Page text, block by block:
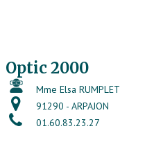
Optic 2000
Mme Elsa RUMPLET
91290 - ARPAJON
01.60.83.23.27